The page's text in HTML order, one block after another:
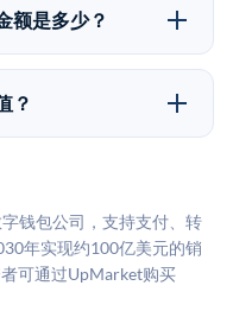
成IPO或被收购。两
可预测的，投资者应
额是多少？
最低投资金额为
和股份供应情况而有
？
反映流动性不足和信
，可能与实际交易价
钱包公司，支持支付、转
年实现约100亿美元的销
可通过UpMarket购买